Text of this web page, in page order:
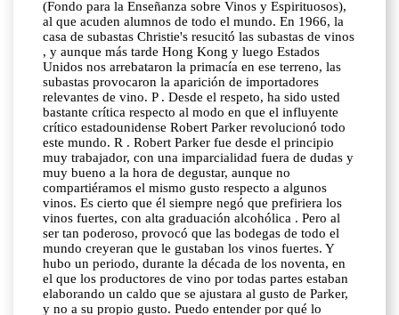
(Fondo para la Enseñanza sobre Vinos y Espirituosos),
al que acuden alumnos de todo el mundo. En 1966, la
casa de subastas Christie's resucitó las subastas de vinos
, y aunque más tarde Hong Kong y luego Estados
Unidos nos arrebataron la primacía en ese terreno, las
subastas provocaron la aparición de importadores
relevantes de vino. P . Desde el respeto, ha sido usted
bastante crítica respecto al modo en que el influyente
crítico estadounidense Robert Parker revolucionó todo
este mundo. R . Robert Parker fue desde el principio
muy trabajador, con una imparcialidad fuera de dudas y
muy bueno a la hora de degustar, aunque no
compartiéramos el mismo gusto respecto a algunos
vinos. Es cierto que él siempre negó que prefiriera los
vinos fuertes, con alta graduación alcohólica . Pero al
ser tan poderoso, provocó que las bodegas de todo el
mundo creyeran que le gustaban los vinos fuertes. Y
hubo un periodo, durante la década de los noventa, en
el que los productores de vino por todas partes estaban
elaborando un caldo que se ajustara al gusto de Parker,
y no a su propio gusto. Puedo entender por qué lo